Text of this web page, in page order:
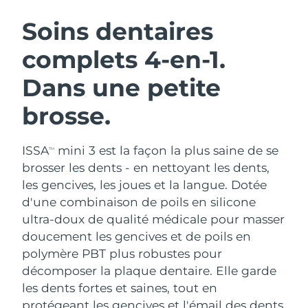
Soins dentaires
complets 4-en-1.
Dans une petite
brosse.
ISSATM
mini 3 est la façon la plus saine de se
brosser les dents - en nettoyant les dents,
les gencives, les joues et la langue. Dotée
d'une combinaison de poils en silicone
ultra-doux de qualité médicale pour masser
doucement les gencives et de poils en
polymère PBT plus robustes pour
décomposer la plaque dentaire. Elle garde
les dents fortes et saines, tout en
protégeant les gencives et l'émail des dents
Nettoyage du visage
Anti-aging massage
LUNA™ 4 Plus
Massage, LED heating
LUNA™ 4 Men
For men, anti-aging massage
Lifting
Microcurrent toning
BEAR™ 2 go
Microcurrent toning on-the-go
BEAR™ 2 eyes & lips
Microcurrent line smoothing device
Hydratation
UFO™ 3 coffret
Deep facial hydration
UFO™ 3 LED
Near-infrared and red light therapy
device
Soin bucco-dentaire
issa™ 4
Hybrid silicone sonic toothbrush
issa™ 4 plus
Smart hybrid silicone sonic toothbrush
FAQ™ TRAITEMENT ANTI-ÂGE
Anti-âge Traitements LED
NEW
Autriche Livraison estimée
Bahreïn Livraison estimée
Belgique Livraison estimée
Bermudes
Bosnie-Herzégovine Livraison estimée12/08/2026
Brunei Livraison estimée14/08/2026
Bulgarie Livraison estimée09/08/2026
Canada Livraison estimée
Chili 13/08/2026